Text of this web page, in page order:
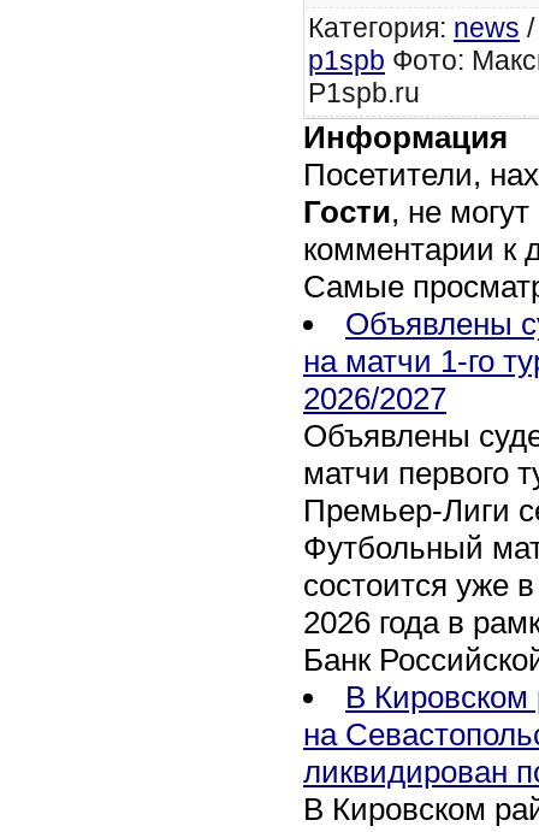
Категория: news
p1spb Фото:
P1spb.ru
Информация
Посетители,
Гости, не
комментарии к
Самые
Объявлены
на матчи 1-го
2026/2027
Объявлены
матчи первого
Премьер-Лиги
Футбольный
состоится уже
2026 года в
Банк
В Кировском
на
ликвидирован
В Кировском